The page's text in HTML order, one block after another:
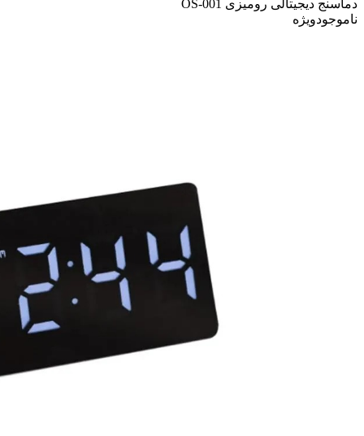
دماسنج دیجیتالی رومیزی OS-001
ناموجودویژه